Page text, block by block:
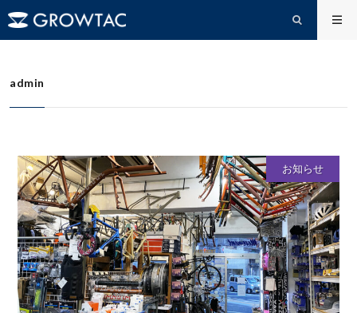
HOME admin
admin
お知らせ